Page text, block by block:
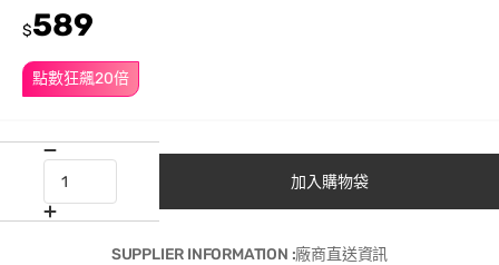
點數狂飆20倍
$589
加入購物袋
SUPPLIER INFORMATION :廠商直送資訊